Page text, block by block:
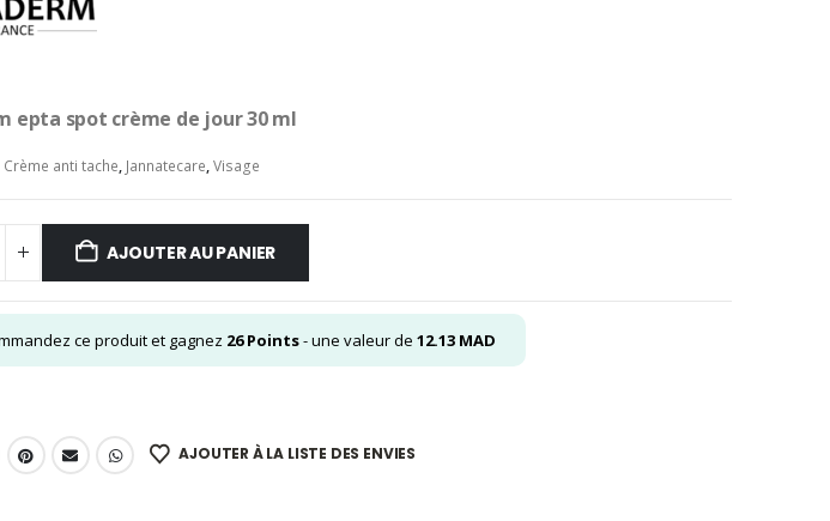
MAD.
epta spot crème de jour 30 ml
Crème anti tache, Jannatecare,Visage
AJOUTER AU PANIER
ce produit et gagnez 26Points- une valeur de 12.13 MAD
AJOUTER À LA LISTE DES ENVIES